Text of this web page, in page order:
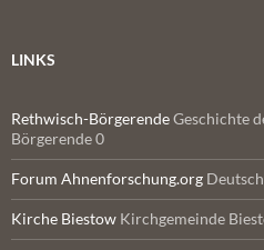
LINKS
Rethwisch-BörgerendeGeschichte
Börgerende 0
Forum Ahnenforschung.org
Kirche Biestow Kirchgemeinde